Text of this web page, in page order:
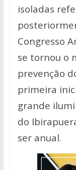
isoladas
Congresso
se tornou o
prevenção
primeira
grande
do
ser anual.